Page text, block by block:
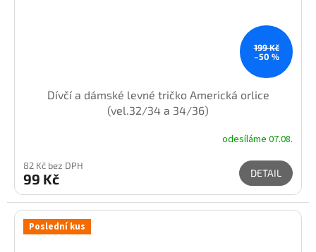
199 Kč
–50 %
Dívčí a dámské levné tričko Americká orlice
(vel.32/34 a 34/36)
odesíláme 07.08.
82 Kč bez DPH
99 Kč DETAIL
Poslední kus